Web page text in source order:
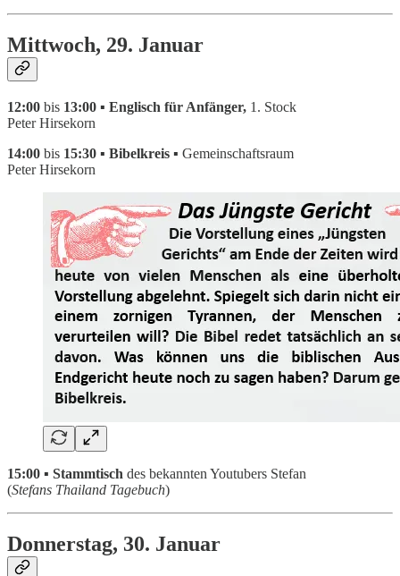
Mittwoch, 29. Januar
12:00 bis 13:00 ▪ Englisch für Anfänger, 1. Stock
Peter Hirsekorn
14:00 bis 15:30 ▪ Bibelkreis ▪ Gemeinschaftsraum
Peter Hirsekorn
15:00 ▪ Stammtisch des bekannten Youtubers Stefan
(Stefans Thailand Tagebuch)
Donnerstag, 30. Januar